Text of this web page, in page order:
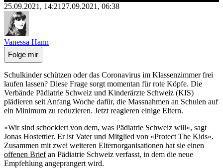
25.09.2021, 14:21 27.09.2021, 06:38
Vanessa Hann
Folge mir
Schulkinder schützen oder das Coronavirus im Klassenzimmer frei
laufen lassen? Diese Frage sorgt momentan für rote Köpfe. Die
Verbände Pädiatrie Schweiz und Kinderärzte Schweiz (KIS)
plädieren seit Anfang Woche dafür, die Massnahmen an Schulen auf
ein Minimum zu reduzieren. Jetzt reagieren einige Eltern.
«Wir sind schockiert von dem, was Pädiatrie Schweiz will», sagt
Jonas Hostettler. Er ist Vater und Mitglied von «Protect The Kids».
Zusammen mit zwei weiteren Elternorganisationen hat sie einen
offenen Briefan Pädiatrie Schweiz verfasst, in dem die neue
Empfehlung angeprangert wird.